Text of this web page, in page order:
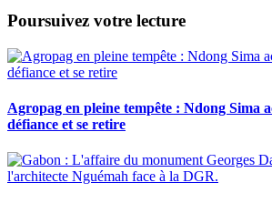
Poursuivez votre lecture
Agropag en pleine tempête : Ndong Sima
défiance et se retire